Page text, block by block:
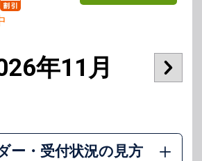
年11月
ー・受付状況の見方